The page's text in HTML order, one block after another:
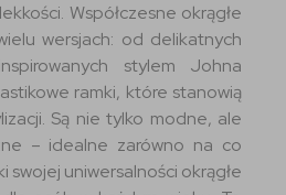
Współczesne okrągłe
wersjach: od delikatnych
stylem Johna
ramki, które stanowią
Są nie tylko modne, ale
– idealne zarówno na co
swojej uniwersalności okrągłe